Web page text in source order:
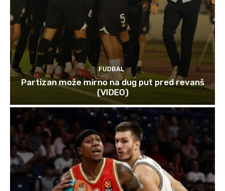
FUDBAL
Partizan može mirno na dug put pred revanš
(VIDEO)